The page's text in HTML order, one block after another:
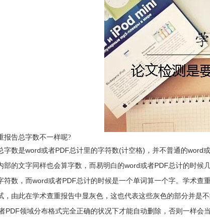
报告总字数不一样呢?
字数是word或者PDF总计里的字符数(计空格)，并不普通的word或
部的文字同样也会算字数，而易明白的word或者PDF总计的时候
符数，而word或者PDF总计的时候是一个单词算一个字。学术
，由此在学术查重报告中显灰色，这也代表这些灰色的部分并是
PDF领域分布格式完全正确的状况下才能自动删除，否则一样会